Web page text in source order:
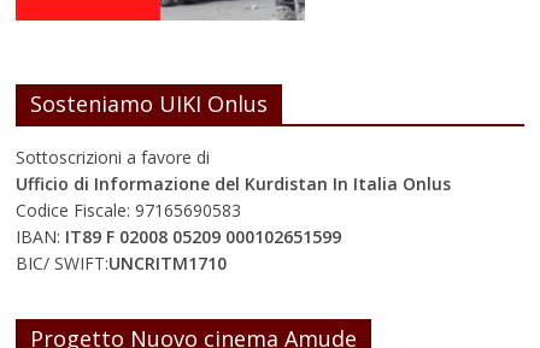
Sosteniamo UIKI Onlus
Sottoscrizioni a favore di
Ufficio di Informazione del Kurdistan In Italia Onlus
Codice Fiscale: 97165690583
IBAN: IT89 F 02008 05209 000102651599
BIC/ SWIFT:UNCRITM1710
Progetto Nuovo cinema Amude